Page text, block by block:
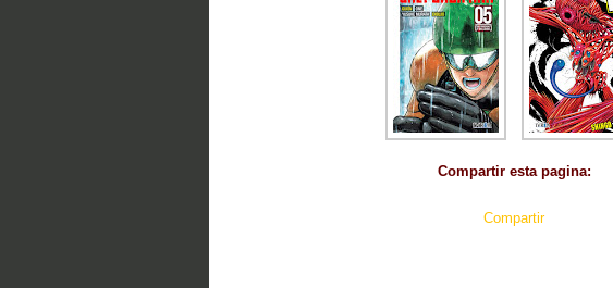
Compartir esta pagina:
Compartir